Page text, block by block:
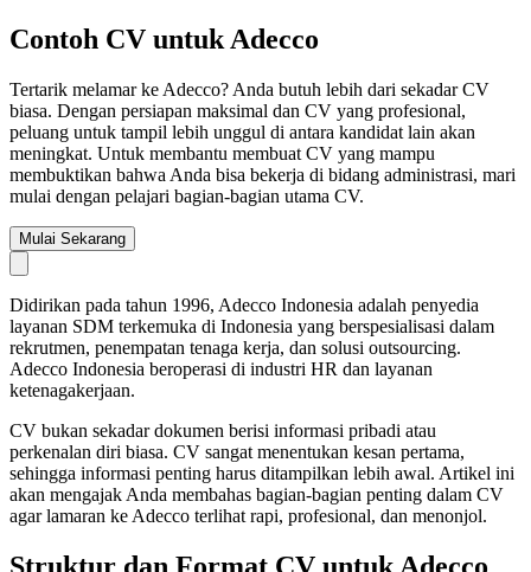
Contoh CV untuk Adecco
Tertarik melamar ke Adecco? Anda butuh lebih dari sekadar CV
biasa. Dengan persiapan maksimal dan CV yang profesional,
peluang untuk tampil lebih unggul di antara kandidat lain akan
meningkat. Untuk membantu membuat CV yang mampu
membuktikan bahwa Anda bisa bekerja di bidang administrasi, mari
mulai dengan pelajari bagian-bagian utama CV.
Mulai Sekarang
Didirikan pada tahun 1996, Adecco Indonesia adalah penyedia
layanan SDM terkemuka di Indonesia yang berspesialisasi dalam
rekrutmen, penempatan tenaga kerja, dan solusi outsourcing.
Adecco Indonesia beroperasi di industri HR dan layanan
ketenagakerjaan.
CV bukan sekadar dokumen berisi informasi pribadi atau
perkenalan diri biasa. CV sangat menentukan kesan pertama,
sehingga informasi penting harus ditampilkan lebih awal. Artikel ini
akan mengajak Anda membahas bagian-bagian penting dalam CV
agar lamaran ke Adecco terlihat rapi, profesional, dan menonjol.
Struktur dan Format CV untuk Adecco